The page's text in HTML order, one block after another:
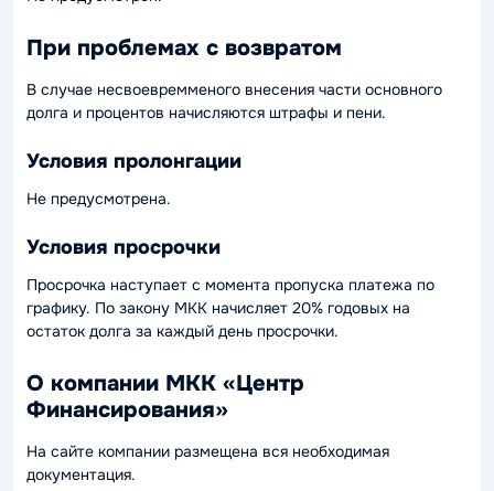
При проблемах с возвратом
В случае несвоевремменого внесения части основного
долга и процентов начисляются штрафы и пени.
Условия пролонгации
Не предусмотрена.
Условия просрочки
Просрочка наступает с момента пропуска платежа по
графику. По закону МКК начисляет 20% годовых на
остаток долга за каждый день просрочки.
О компании МКК «Центр
Финансирования»
На сайте компании размещена вся необходимая
документация.